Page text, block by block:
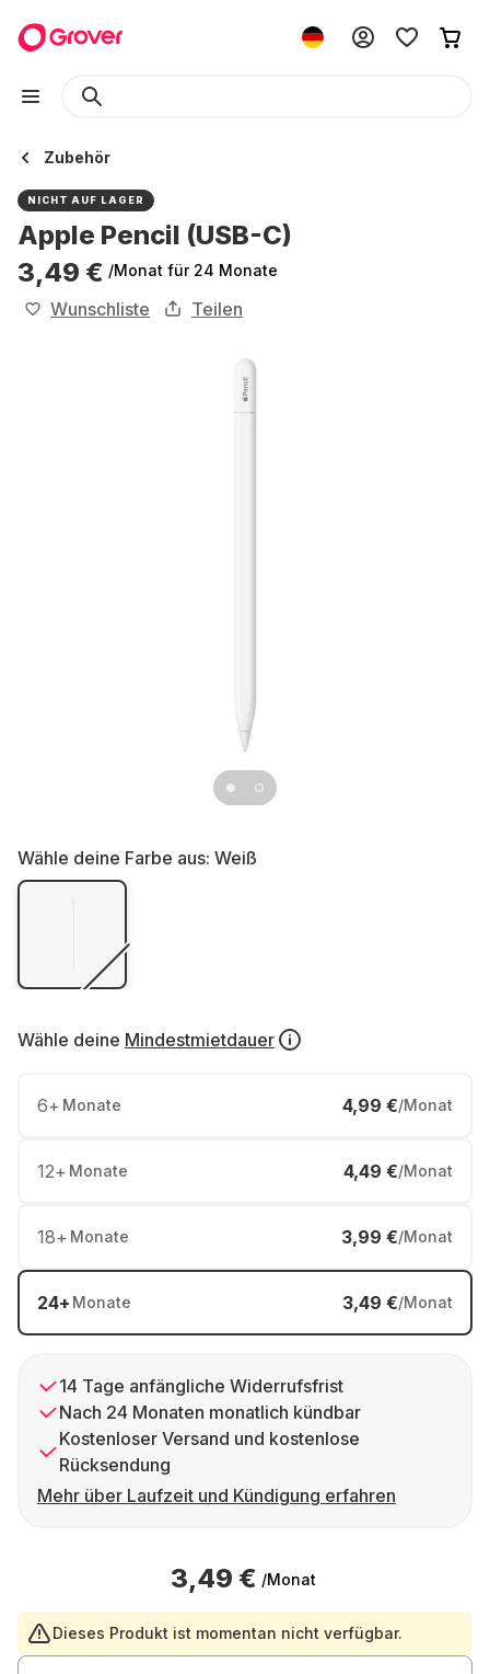
Zubehör
NICHT AUF LAGER
Apple Pencil (USB-C)
3,49 € /Monat für 24 Monate
Wunschliste Teilen
Wähle deine Farbe aus: Weiß
Wähle deine Mindestmietdauer
6+ Monate 4,99 €/Monat
12+ Monate 4,49 €/Monat
18+ Monate 3,99 €/Monat
24+ Monate 3,49 €/Monat
14 Tage anfängliche Widerrufsfrist
Nach 24 Monaten monatlich kündbar
Kostenloser Versand und kostenlose
Rücksendung
Mehr über Laufzeit und Kündigung erfahren
3,49 € /Monat
Dieses Produkt ist momentan nicht verfügbar.